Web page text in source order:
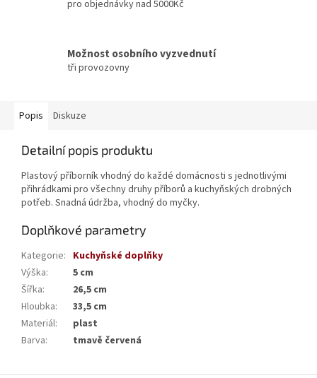
pro objednávky nad 5000Kč
Možnost osobního vyzvednutí
tři provozovny
Popis Diskuze
Detailní popis produktu
Plastový příborník vhodný do každé domácnosti s jednotlivými
přihrádkami pro všechny druhy příborů a kuchyňských drobných
potřeb. Snadná údržba, vhodný do myčky.
Doplňkové parametry
Kategorie: Kuchyňské doplňky
Výška:
5 cm
Šířka:
26,5 cm
Hloubka:
33,5 cm
Materiál:
plast
Barva: tmavě červená